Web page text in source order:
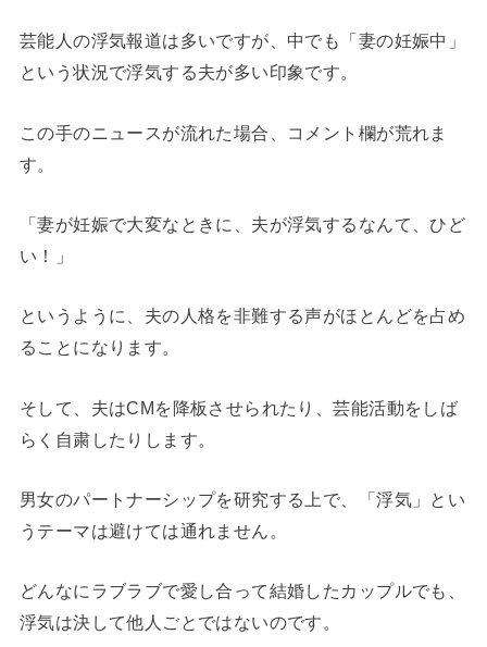
芸能人の浮気報道は多いですが、中でも「妻の妊娠中」
という状況で浮気する夫が多い印象です。
この手のニュースが流れた場合、コメント欄が荒れま
す。
「妻が妊娠で大変なときに、夫が浮気するなんて、ひど
い！」
というように、夫の人格を非難する声がほとんどを占め
ることになります。
そして、夫はCMを降板させられたり、芸能活動をしば
らく自粛したりします。
男女のパートナーシップを研究する上で、「浮気」とい
うテーマは避けては通れません。
どんなにラブラブで愛し合って結婚したカップルでも、
浮気は決して他人ごとではないのです。